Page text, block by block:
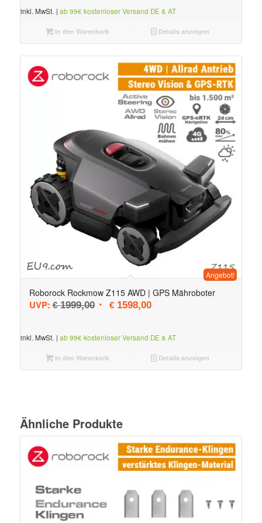
inkl. MwSt. | ab 99€ kostenloser Versand DE & AT
In den Warenkorb Details anzeigen
Roborock Rockmow Z115 AWD | GPS Mähroboter
UVP: €1999,00 Ursprünglicher Preis war: € 1999,00
€1598,00Aktueller Preis ist: €
Angebot!
inkl. MwSt. | ab 99€ kostenloser Versand DE & AT
In den Warenkorb Details anzeigen
Ähnliche Produkte